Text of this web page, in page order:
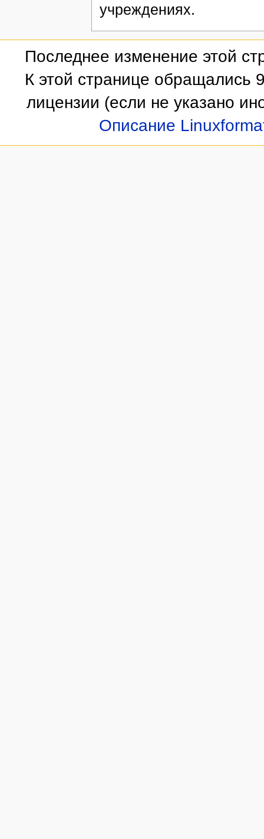
учреждениях.
Последнее изменение этой
К этой странице обращались
лицензии (если не указано
Описание